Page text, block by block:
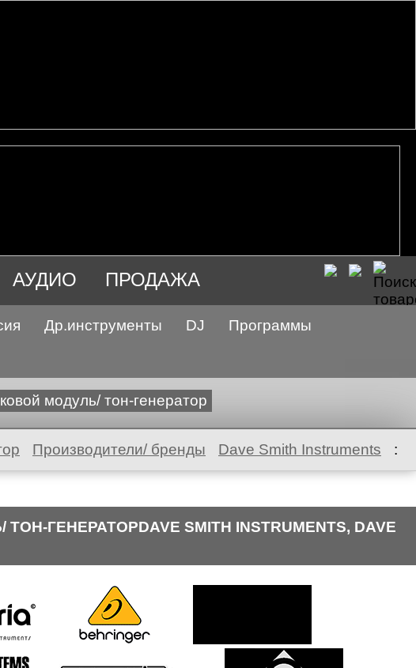
АУДИО ПРОДАЖА
Др.инструменты DJ
Программы
модуль/ тон-генератор
Производители/ бренды Dave Smith Instruments :
SMITH INSTRUMENTS, DAVE